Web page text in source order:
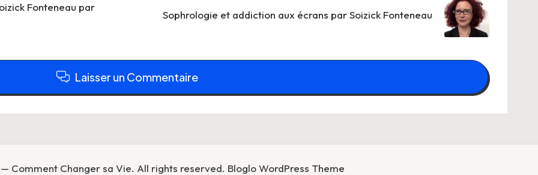
Fonteneau par
Sophrologie et addiction aux écrans par Soizick Fonteneau
Laisser un Commentaire
Comment Changer sa Vie. All rights reserved. Bloglo WordPress Theme